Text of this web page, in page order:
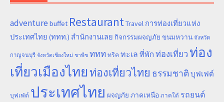
adventure buffet RestaurantTravel การท่องเที่ยวแห่ง
ประเทศไทย (ททท.) สำนักงานเลย กิจกรรมผจญภัย ขนมหวาน จังหวัด
กาญจนบุรี จังหวัดเชียงใหม่ ชาพีช ททท ทริค ทะเล ที่พัก ท่องเที่ยวท่อง
เที่ยวเมืองไทยท่องเที่ยวไทย ธรรมชาติ บุฟเฟต์
บุฟเฟ่ต์ ประเทศไทย ผจญภัย ภาคเหนือ ภาคใต้ รถยนต์